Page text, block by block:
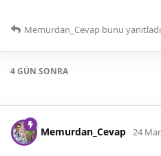
Memurdan_Cevap bunu
4 GÜN SONRA
Memurdan_Cevap 24